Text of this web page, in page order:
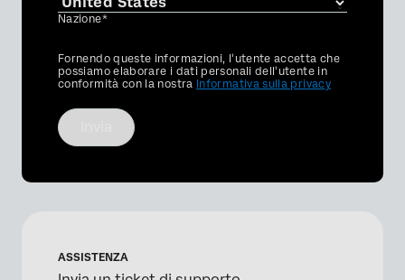
Nazione*
Privacy
Optin
Fornendo queste informazioni, l'utente accetta che
possiamo elaborare i dati personali dell'utente in
conformità con la nostra Informativa sulla privacy
ASSISTENZA